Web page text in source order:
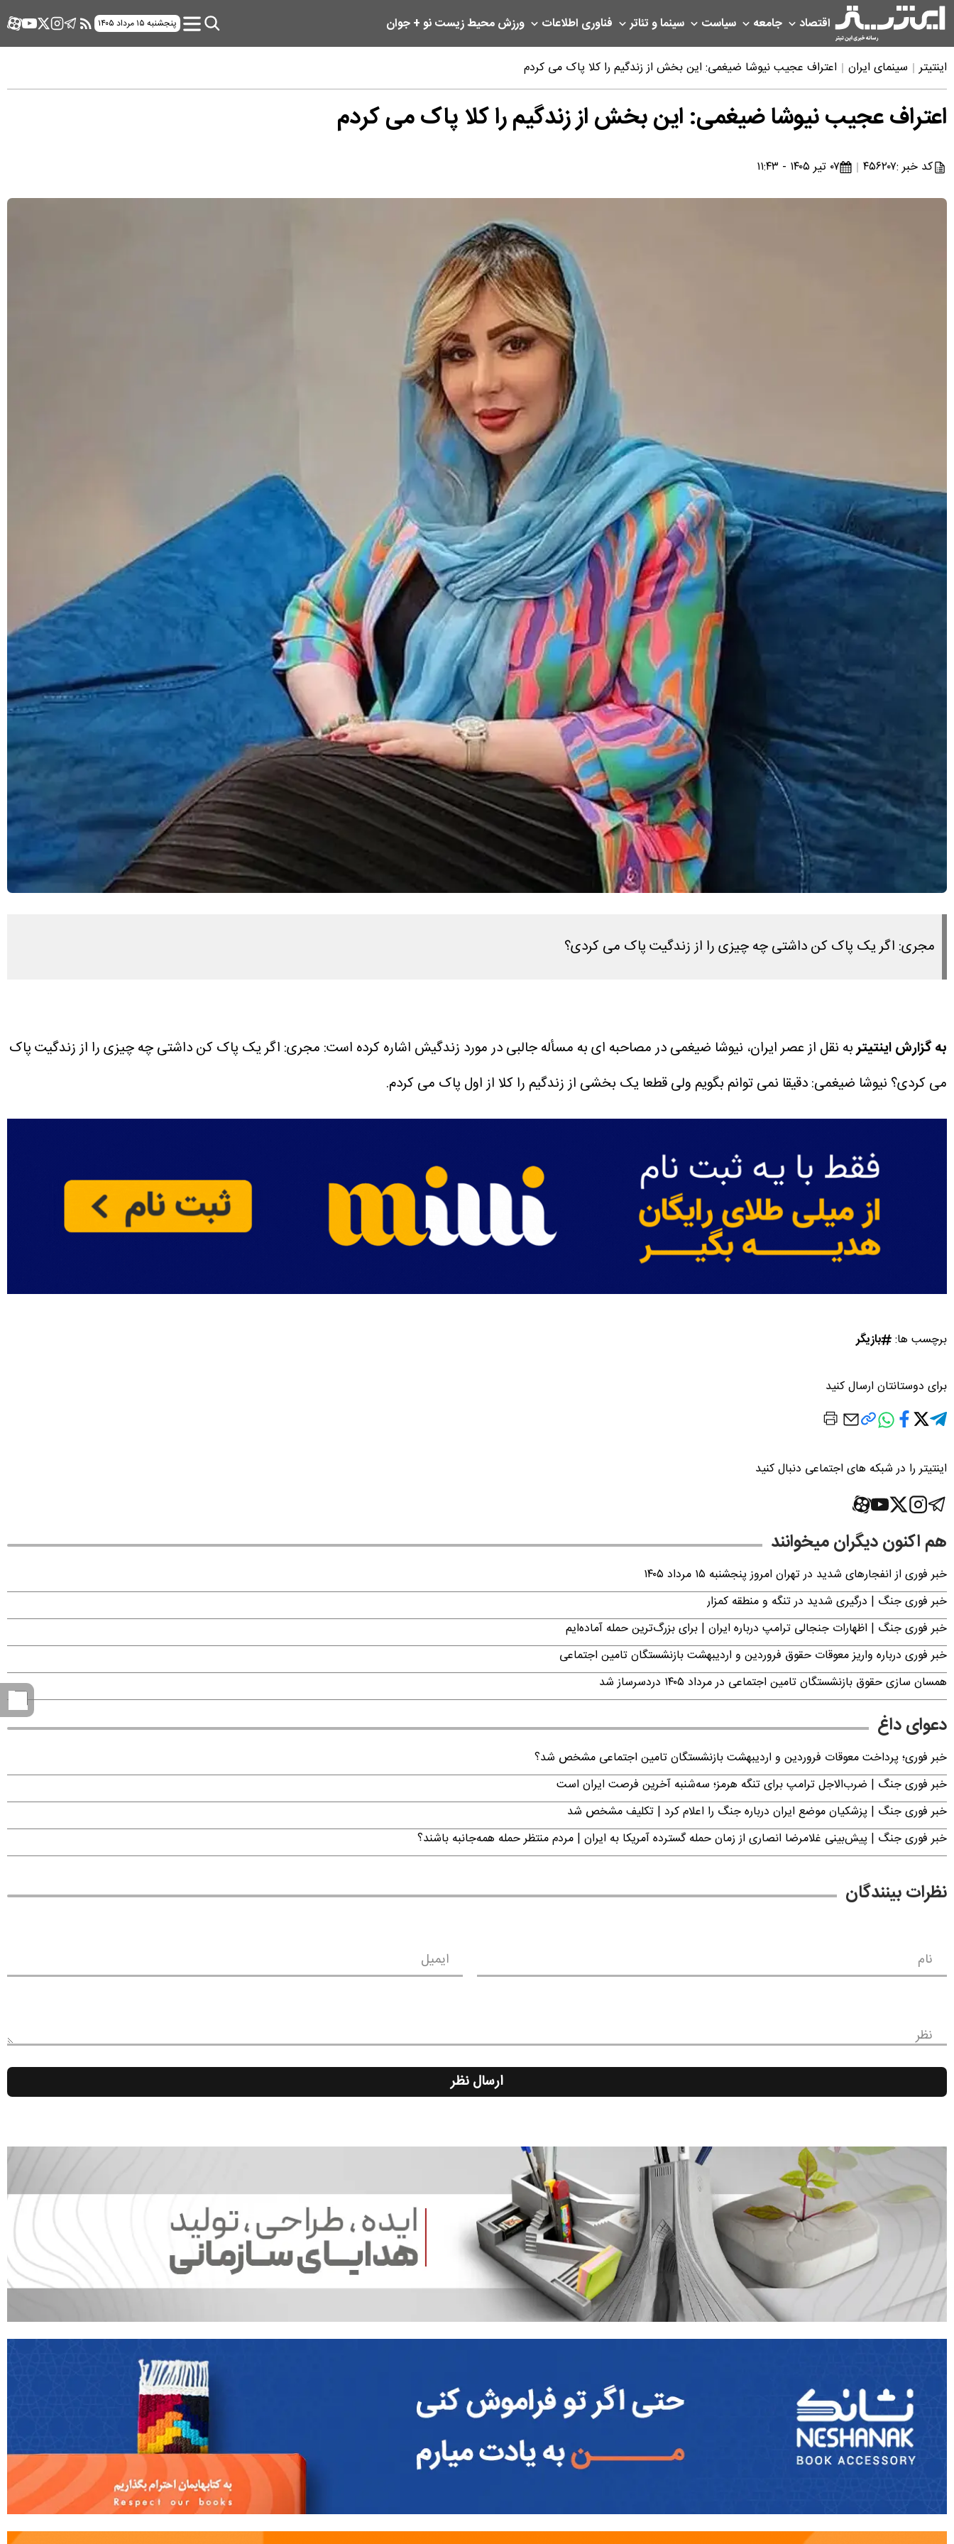
اقتصاد جامعه سیاست سینما و تئاتر فناوری اطلاعات ورزشمحیط زیستنو + جوان پنجشنبه ۱۵ مرداد ۱۴۰۵
اینتیتر سینمای ایران اعتراف عجیب نیوشا ضیغمی: این بخش از زندگیم را کلا پاک می کردم
اعتراف عجیب نیوشا ضیغمی: این بخش از زندگیم را کلا پاک می کردم
کد خبر :۴۵۶۲۰۷ ۰۷ تیر ۱۴۰۵ - ۱۱:۴۳
مجری: اگر یک پاک کن داشتی چه چیزی را از زندگیت پاک می کردی؟
به گزارش اینتیتربه نقل از عصر ایران، نیوشا ضیغمی در مصاحبه ای به مسأله جالبی در مورد زندگیش اشاره کرده است: مجری: اگر یک پاک کن داشتی چه چیزی را از زندگیت پاک
می کردی؟ نیوشا ضیغمی: دقیقا نمی توانم بگویم ولی قطعا یک بخشی از زندگیم را کلا از اول پاک می کردم.
برچسب ها: بازیگر
برای دوستانتان ارسال کنید
اینتیتر را در شبکه های اجتماعی دنبال کنید
هم اکنون دیگران میخوانند
خبر فوری از انفجارهای شدید در تهران امروز پنجشنبه ۱۵ مرداد ۱۴۰۵
خبر فوری جنگ | درگیری شدید در تنگه و منطقه کمزار
خبر فوری جنگ | اظهارات جنجالی ترامپ درباره ایران | برای بزرگ‌ترین حمله آماده‌ایم
خبر فوری درباره واریز معوقات حقوق فروردین و اردیبهشت بازنشستگان تامین اجتماعی
همسان سازی حقوق بازنشستگان تامین اجتماعی در مرداد ۱۴۰۵ دردسرساز شد
دعوای داغ
خبر فوری؛ پرداخت معوقات فروردین و اردیبهشت بازنشستگان تامین اجتماعی مشخص شد؟
خبر فوری جنگ | ضرب‌الاجل ترامپ برای تنگه هرمز؛ سه‌شنبه آخرین فرصت ایران است
خبر فوری جنگ | پزشکیان موضع ایران درباره جنگ را اعلام کرد | تکلیف مشخص شد
خبر فوری جنگ | پیش‌بینی غلامرضا انصاری از زمان حمله گسترده آمریکا به ایران | مردم منتظر حمله همه‌جانبه باشند؟
نظرات بینندگان
نام ایمیل
نظر
ارسال نظر